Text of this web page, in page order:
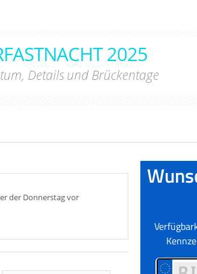
2025
Details und Brückentage
der Donnerstag vor